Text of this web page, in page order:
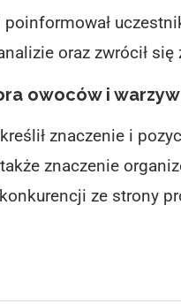
oraz zwrócił
owoców i warzyw
znaczenie i
znaczenie
ze strony